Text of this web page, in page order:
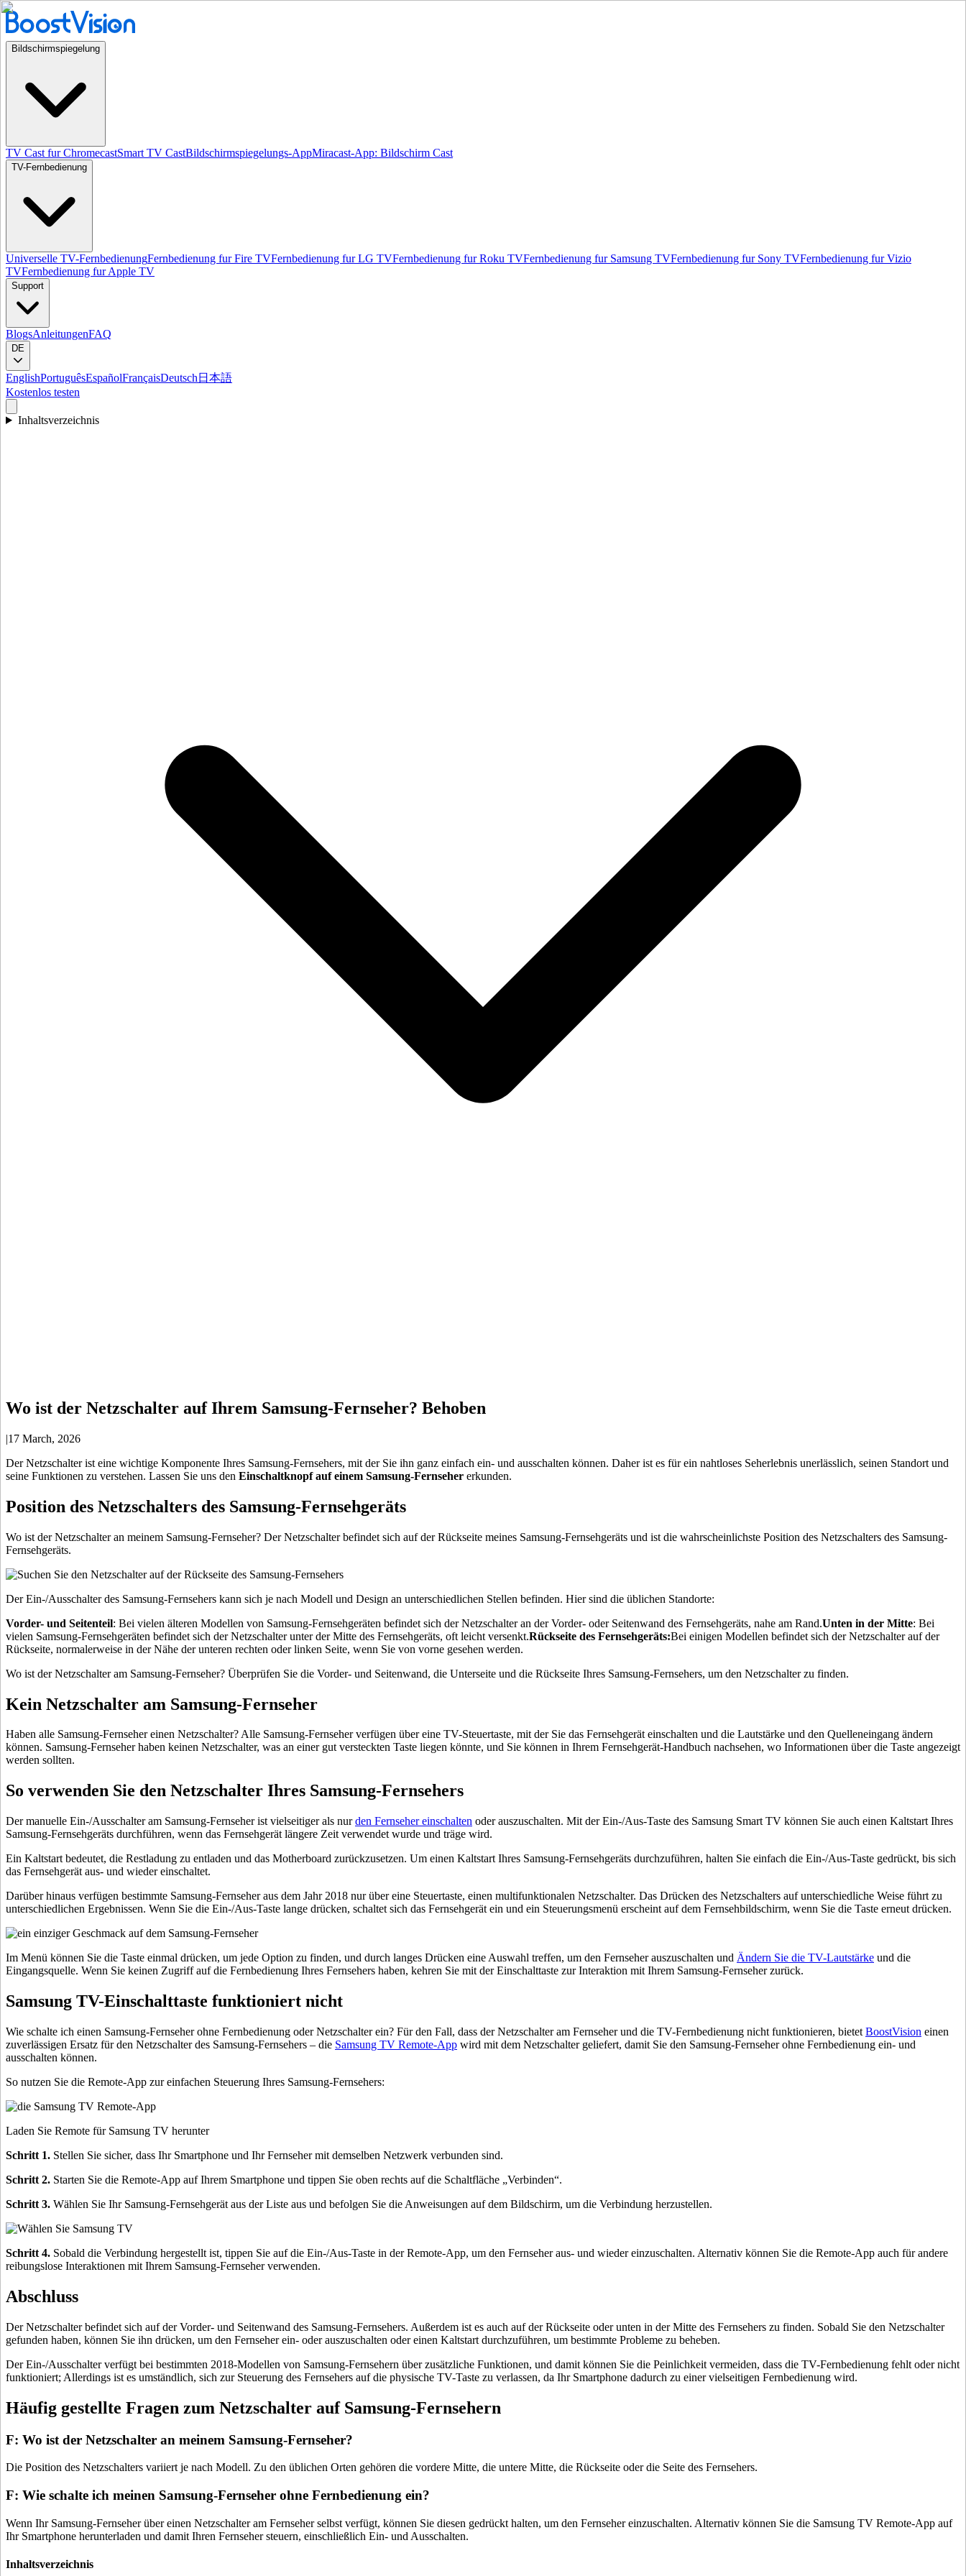
Bildschirmspiegelung
TV Cast fur ChromecastSmart TV CastBildschirmspiegelungs-AppMiracast-App: Bildschirm Cast
TV-Fernbedienung
Universelle TV-FernbedienungFernbedienung fur Fire TVFernbedienung fur LG TVFernbedienung fur Roku TVFernbedienung fur Samsung TVFernbedienung fur Sony TVFernbedienung fur Vizio
TVFernbedienung fur Apple TV
Support
BlogsAnleitungenFAQ
DE
EnglishPortuguêsEspañolFrançaisDeutsch 日本語
Kostenlos testen
Inhaltsverzeichnis
Wo ist der Netzschalter auf Ihrem Samsung-Fernseher? Behoben
|17 March, 2026
Der Netzschalter ist eine wichtige Komponente Ihres Samsung-Fernsehers, mit der Sie ihn ganz einfach ein- und ausschalten können. Daher ist es für ein nahtloses Seherlebnis unerlässlich, seinen Standort und
seine Funktionen zu verstehen. Lassen Sie uns den Einschaltknopf auf einem Samsung-Fernseher erkunden.
Position des Netzschalters des Samsung-Fernsehgeräts
Wo ist der Netzschalter an meinem Samsung-Fernseher? Der Netzschalter befindet sich auf der Rückseite meines Samsung-Fernsehgeräts und ist die wahrscheinlichste Position des Netzschalters des Samsung-
Fernsehgeräts.
Der Ein-/Ausschalter des Samsung-Fernsehers kann sich je nach Modell und Design an unterschiedlichen Stellen befinden. Hier sind die üblichen Standorte:
Vorder- und Seitenteil: Bei vielen älteren Modellen von Samsung-Fernsehgeräten befindet sich der Netzschalter an der Vorder- oder Seitenwand des Fernsehgeräts, nahe am Rand.Unten in der Mitte: Bei
vielen Samsung-Fernsehgeräten befindet sich der Netzschalter unter der Mitte des Fernsehgeräts, oft leicht versenkt.Rückseite des Fernsehgeräts:Bei einigen Modellen befindet sich der Netzschalter auf der
Rückseite, normalerweise in der Nähe der unteren rechten oder linken Seite, wenn Sie von vorne gesehen werden.
Wo ist der Netzschalter am Samsung-Fernseher? Überprüfen Sie die Vorder- und Seitenwand, die Unterseite und die Rückseite Ihres Samsung-Fernsehers, um den Netzschalter zu finden.
Kein Netzschalter am Samsung-Fernseher
Haben alle Samsung-Fernseher einen Netzschalter? Alle Samsung-Fernseher verfügen über eine TV-Steuertaste, mit der Sie das Fernsehgerät einschalten und die Lautstärke und den Quelleneingang ändern
können. Samsung-Fernseher haben keinen Netzschalter, was an einer gut versteckten Taste liegen könnte, und Sie können in Ihrem Fernsehgerät-Handbuch nachsehen, wo Informationen über die Taste angezeigt
werden sollten.
So verwenden Sie den Netzschalter Ihres Samsung-Fernsehers
Der manuelle Ein-/Ausschalter am Samsung-Fernseher ist vielseitiger als nurden Fernseher einschalten oder auszuschalten. Mit der Ein-/Aus-Taste des Samsung Smart TV können Sie auch einen Kaltstart Ihres
Samsung-Fernsehgeräts durchführen, wenn das Fernsehgerät längere Zeit verwendet wurde und träge wird.
Ein Kaltstart bedeutet, die Restladung zu entladen und das Motherboard zurückzusetzen. Um einen Kaltstart Ihres Samsung-Fernsehgeräts durchzuführen, halten Sie einfach die Ein-/Aus-Taste gedrückt, bis sich
das Fernsehgerät aus- und wieder einschaltet.
Darüber hinaus verfügen bestimmte Samsung-Fernseher aus dem Jahr 2018 nur über eine Steuertaste, einen multifunktionalen Netzschalter. Das Drücken des Netzschalters auf unterschiedliche Weise führt zu
unterschiedlichen Ergebnissen. Wenn Sie die Ein-/Aus-Taste lange drücken, schaltet sich das Fernsehgerät ein und ein Steuerungsmenü erscheint auf dem Fernsehbildschirm, wenn Sie die Taste erneut drücken.
Im Menü können Sie die Taste einmal drücken, um jede Option zu finden, und durch langes Drücken eine Auswahl treffen, um den Fernseher auszuschalten und Ändern Sie die TV-Lautstärke und die
Eingangsquelle. Wenn Sie keinen Zugriff auf die Fernbedienung Ihres Fernsehers haben, kehren Sie mit der Einschalttaste zur Interaktion mit Ihrem Samsung-Fernseher zurück.
Samsung TV-Einschalttaste funktioniert nicht
Wie schalte ich einen Samsung-Fernseher ohne Fernbedienung oder Netzschalter ein? Für den Fall, dass der Netzschalter am Fernseher und die TV-Fernbedienung nicht funktionieren, bietet BoostVision einen
zuverlässigen Ersatz für den Netzschalter des Samsung-Fernsehers – die Samsung TV Remote-App wird mit dem Netzschalter geliefert, damit Sie den Samsung-Fernseher ohne Fernbedienung ein- und
ausschalten können.
So nutzen Sie die Remote-App zur einfachen Steuerung Ihres Samsung-Fernsehers:
Laden Sie Remote für Samsung TV herunter
Schritt 1. Stellen Sie sicher, dass Ihr Smartphone und Ihr Fernseher mit demselben Netzwerk verbunden sind.
Schritt 2. Starten Sie die Remote-App auf Ihrem Smartphone und tippen Sie oben rechts auf die Schaltfläche „Verbinden“.
Schritt 3. Wählen Sie Ihr Samsung-Fernsehgerät aus der Liste aus und befolgen Sie die Anweisungen auf dem Bildschirm, um die Verbindung herzustellen.
Schritt 4. Sobald die Verbindung hergestellt ist, tippen Sie auf die Ein-/Aus-Taste in der Remote-App, um den Fernseher aus- und wieder einzuschalten. Alternativ können Sie die Remote-App auch für andere
reibungslose Interaktionen mit Ihrem Samsung-Fernseher verwenden.
Abschluss
Der Netzschalter befindet sich auf der Vorder- und Seitenwand des Samsung-Fernsehers. Außerdem ist es auch auf der Rückseite oder unten in der Mitte des Fernsehers zu finden. Sobald Sie den Netzschalter
gefunden haben, können Sie ihn drücken, um den Fernseher ein- oder auszuschalten oder einen Kaltstart durchzuführen, um bestimmte Probleme zu beheben.
Der Ein-/Ausschalter verfügt bei bestimmten 2018-Modellen von Samsung-Fernsehern über zusätzliche Funktionen, und damit können Sie die Peinlichkeit vermeiden, dass die TV-Fernbedienung fehlt oder nicht
funktioniert; Allerdings ist es umständlich, sich zur Steuerung des Fernsehers auf die physische TV-Taste zu verlassen, da Ihr Smartphone dadurch zu einer vielseitigen Fernbedienung wird.
Häufig gestellte Fragen zum Netzschalter auf Samsung-Fernsehern
F: Wo ist der Netzschalter an meinem Samsung-Fernseher?
Die Position des Netzschalters variiert je nach Modell. Zu den üblichen Orten gehören die vordere Mitte, die untere Mitte, die Rückseite oder die Seite des Fernsehers.
F: Wie schalte ich meinen Samsung-Fernseher ohne Fernbedienung ein?
Wenn Ihr Samsung-Fernseher über einen Netzschalter am Fernseher selbst verfügt, können Sie diesen gedrückt halten, um den Fernseher einzuschalten. Alternativ können Sie die Samsung TV Remote-App auf
Ihr Smartphone herunterladen und damit Ihren Fernseher steuern, einschließlich Ein- und Ausschalten.
Inhaltsverzeichnis